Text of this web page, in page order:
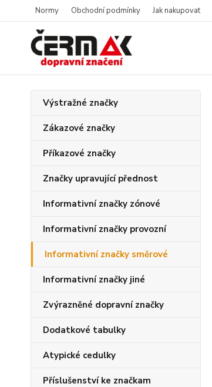
Normy Obchodní podmínky Jak nakupovat
Výstražné značky
Zákazové značky
Příkazové značky
Značky upravující přednost
Informativní značky zónové
Informativní značky provozní
Informativní značky směrové
Informativní značky jiné
Zvýrazněné dopravní značky
Dodatkové tabulky
Atypické cedulky
Příslušenství ke značkam